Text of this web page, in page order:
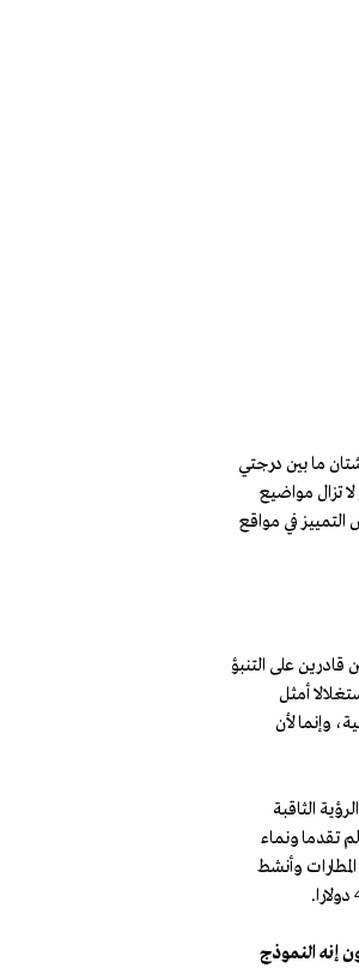
ما بين درجتي
تزال مواضيع
التمييز في مواقع
على التنبؤ
أمثل
وإنما لأن
الثاقبة
تقدما ونماء
وأنشط
إنه النموذج